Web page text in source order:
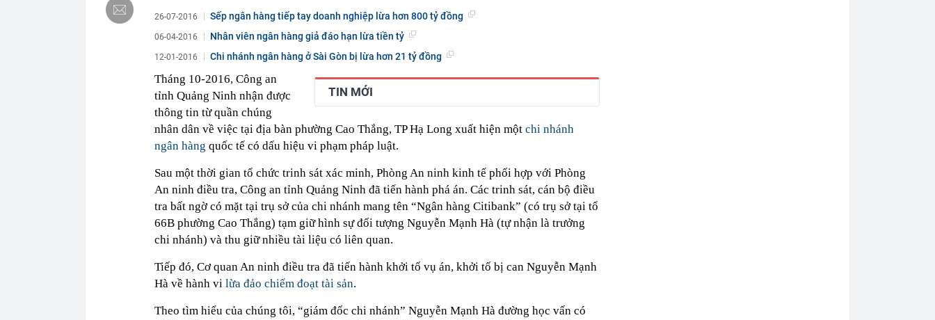
22:28
CHÍNH THỨC: Lịch đi học trở lại của học sinh 34 tỉnh, thành phố sau kỳ
nghỉ hè
22:25
Vì sao đồ ăn Việt hầu như món nào cũng có hành lá?
huynh - giáo viên gắn bó khăng khít, con trẻ được hưởng lợi!
22:03
Ukraine tập kích Crimea, phá hủy hệ thống phòng không 15 triệu USD
của Nga
22:02
Nam NSND, Giám đốc Nhà hát Chèo Quân đội mua ô tô tặng sinh nhật
vợ thiếu tá kém 12 tuổi
định: Riêng tháng 7/2026 vi phạm 21 lần
21:37
Tổng thống Trump bực bội vì lộ tin về kho đạn dược Mỹ
26-07-2016 Sếp ngân hàng tiếp tay doanh nghiệp lừa hơn 800 tỷ đồng
06-04-2016 Nhân viên ngân hàng giả đáo hạn lừa tiền tỷ
12-01-2016 Chi nhánh ngân hàng ở Sài Gòn bị lừa hơn 21 tỷ đồng
TIN MỚI
Tháng 10-2016, Công an
tỉnh Quảng Ninh nhận được
thông tin từ quần chúng
nhân dân về việc tại địa bàn phường Cao Thắng, TP Hạ Long xuất hiện một chi nhánh
ngân hàng quốc tế có dấu hiệu vi phạm pháp luật.
Sau một thời gian tổ chức trinh sát xác minh, Phòng An ninh kinh tế phối hợp với Phòng
An ninh điều tra, Công an tỉnh Quảng Ninh đã tiến hành phá án. Các trinh sát, cán bộ điều
tra bất ngờ có mặt tại trụ sở của chi nhánh mang tên “Ngân hàng Citibank” (có trụ sở tại tổ
66B phường Cao Thắng) tạm giữ hình sự đối tượng Nguyễn Mạnh Hà (tự nhận là trưởng
chi nhánh) và thu giữ nhiều tài liệu có liên quan.
Tiếp đó, Cơ quan An ninh điều tra đã tiến hành khởi tố vụ án, khởi tố bị can Nguyễn Mạnh
Hà về hành vi lừa đảo chiếm đoạt tài sản.
Theo tìm hiểu của chúng tôi, “giám đốc chi nhánh” Nguyễn Mạnh Hà đường học vấn có